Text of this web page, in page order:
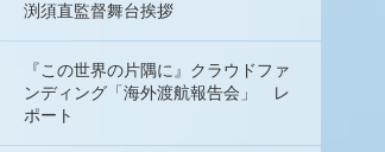
渕須直監督舞台挨拶
『この世界の片隅に』クラウドファ
ンディング「海外渡航報告会」 レ
ポート